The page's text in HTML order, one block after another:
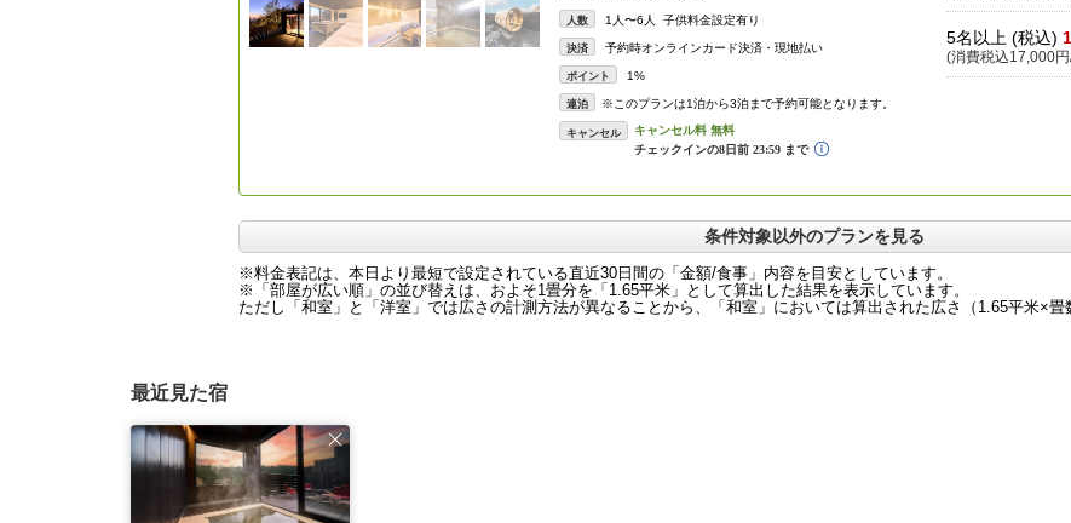
人数 1人〜6人 子供料金設定有り
決済 予約時オンラインカード決済・現地払い
ポイント 1%
連泊 ※このプランは1泊から3泊まで予約可能となります。
キャンセル
5名以上 (税込)
(消費税込17,000
条件対象以外のプランを見る
※料金表記は、本日より最短で設定されている直近30日間の「金額/食事」内容を目安としています。
※「部屋が広い順」の並び替えは、およそ1畳分を「1.65平米」として算出した結果を表示しています。
ただし「和室」と「洋室」では広さの計測方法が異なることから、「和室」においては算出された広さ（1.65平米×畳
最近見た宿